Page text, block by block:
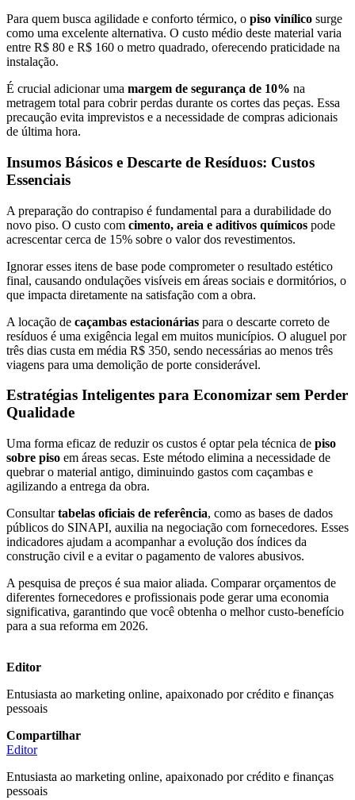
Para quem busca agilidade e conforto térmico, o piso vinílico surge
como uma excelente alternativa. O custo médio deste material varia
entre R$ 80 e R$ 160 o metro quadrado, oferecendo praticidade na
instalação.
É crucial adicionar uma margem de segurança de 10% na
metragem total para cobrir perdas durante os cortes das peças. Essa
precaução evita imprevistos e a necessidade de compras adicionais
de última hora.
Insumos Básicos e Descarte de Resíduos: Custos
Essenciais
A preparação do contrapiso é fundamental para a durabilidade do
novo piso. O custo com cimento, areia e aditivos químicos pode
acrescentar cerca de 15% sobre o valor dos revestimentos.
Ignorar esses itens de base pode comprometer o resultado estético
final, causando ondulações visíveis em áreas sociais e dormitórios, o
que impacta diretamente na satisfação com a obra.
A locação de caçambas estacionárias para o descarte correto de
resíduos é uma exigência legal em muitos municípios. O aluguel por
três dias custa em média R$ 350, sendo necessárias ao menos três
viagens para uma demolição de porte considerável.
Estratégias Inteligentes para Economizar sem Perder
Qualidade
Uma forma eficaz de reduzir os custos é optar pela técnica de piso
sobre piso em áreas secas. Este método elimina a necessidade de
quebrar o material antigo, diminuindo gastos com caçambas e
agilizando a entrega da obra.
Consultartabelas oficiais de referência, como as bases de dados
públicos do SINAPI, auxilia na negociação com fornecedores. Esses
indicadores ajudam a acompanhar a evolução dos índices da
construção civil e a evitar o pagamento de valores abusivos.
A pesquisa de preços é sua maior aliada. Comparar orçamentos de
diferentes fornecedores e profissionais pode gerar uma economia
significativa, garantindo que você obtenha o melhor custo-benefício
para a sua reforma em 2026.
Editor
Entusiasta ao marketing online, apaixonado por crédito e finanças
pessoais
Compartilhar
Editor
Entusiasta ao marketing online, apaixonado por crédito e finanças
pessoais